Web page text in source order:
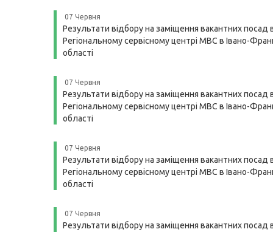
07 Червня
Результати відбору на заміщення вакантних посад
Регіональному сервісному центрі МВС в Івано-
області
07 Червня
Результати відбору на заміщення вакантних посад
Регіональному сервісному центрі МВС в Івано-
області
07 Червня
Результати відбору на заміщення вакантних посад
Регіональному сервісному центрі МВС в Івано-
області
07 Червня
Результати відбору на заміщення вакантних посад